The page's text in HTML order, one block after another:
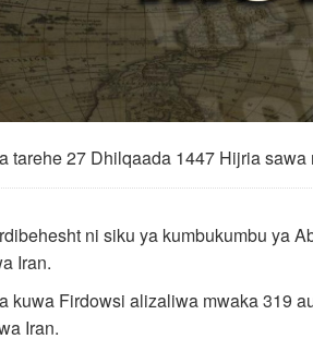
tarehe 27 Dhilqaada 1447 Hijria
ni siku ya kumbukumbu ya
Iran.
kuwa Firdowsi alizaliwa mwaka 319
Iran.